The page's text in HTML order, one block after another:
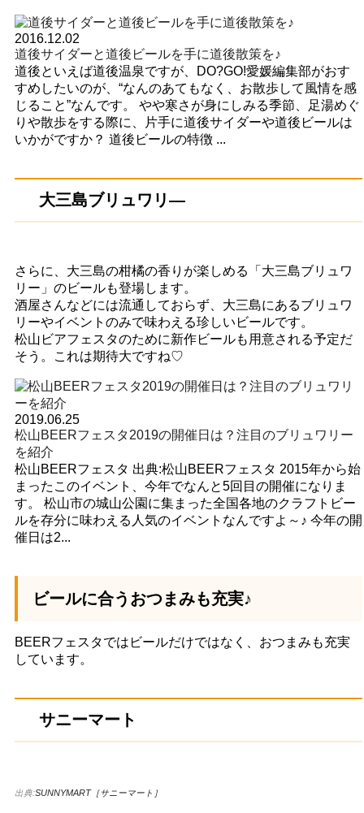
2016.12.02
道後サイダーと道後ビールを手に道後散策を♪
道後といえば道後温泉ですが、DO?GO!愛媛編集部がおす
すめしたいのが、“なんのあてもなく、お散歩して風情を感
じること”なんです。 やや寒さが身にしみる季節、足湯めぐ
りや散歩をする際に、片手に道後サイダーや道後ビールは
いかがですか？ 道後ビールの特徴 ...
大三島ブリュワリ―
さらに、大三島の柑橘の香りが楽しめる「大三島ブリュワ
リー」のビールも登場します。
酒屋さんなどには流通しておらず、大三島にあるブリュワ
リーやイベントのみで味わえる珍しいビールです。
松山ビアフェスタのために新作ビールも用意される予定だ
そう。これは期待大ですね♡
2019.06.25
松山BEERフェスタ2019の開催日は？注目のブリュワリー
を紹介
松山BEERフェスタ 出典:松山BEERフェスタ 2015年から始
まったこのイベント、今年でなんと5回目の開催になりま
す。 松山市の城山公園に集まった全国各地のクラフトビー
ルを存分に味わえる人気のイベントなんですよ～♪ 今年の開
催日は2...
ビールに合うおつまみも充実♪
BEERフェスタではビールだけではなく、おつまみも充実
しています。
サニーマート
出典:SUNNYMART［サニーマート］